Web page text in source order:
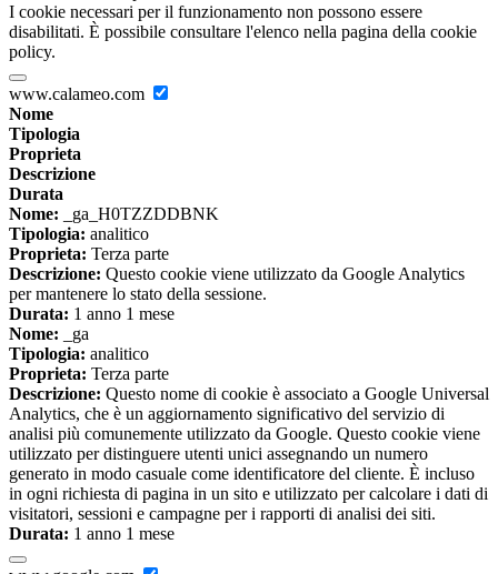
I cookie necessari per il funzionamento non possono essere
disabilitati. È possibile consultare l'elenco nella pagina della cookie
policy.
www.calameo.com
Nome
Tipologia
Proprieta
Descrizione
Durata
Nome: _ga_H0TZZDDBNK
Tipologia: analitico
Proprieta: Terza parte
Descrizione: Questo cookie viene utilizzato da Google Analytics
per mantenere lo stato della sessione.
Durata: 1 anno 1 mese
Nome: _ga
Tipologia: analitico
Proprieta: Terza parte
Descrizione: Questo nome di cookie è associato a Google Universal
Analytics, che è un aggiornamento significativo del servizio di
analisi più comunemente utilizzato da Google. Questo cookie viene
utilizzato per distinguere utenti unici assegnando un numero
generato in modo casuale come identificatore del cliente. È incluso
in ogni richiesta di pagina in un sito e utilizzato per calcolare i dati di
visitatori, sessioni e campagne per i rapporti di analisi dei siti.
Durata: 1 anno 1 mese